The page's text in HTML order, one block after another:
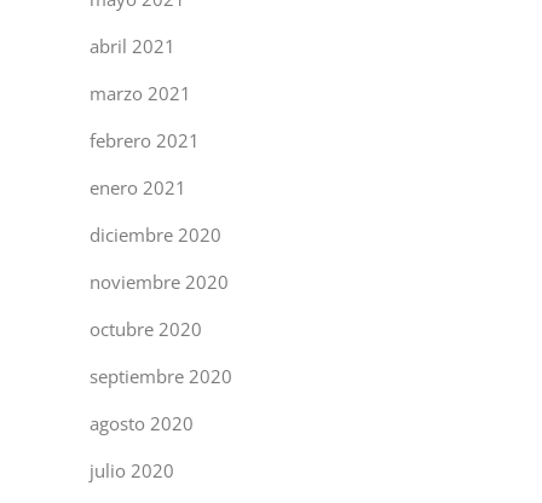
abril 2021
marzo 2021
febrero 2021
enero 2021
diciembre 2020
noviembre 2020
octubre 2020
septiembre 2020
agosto 2020
julio 2020